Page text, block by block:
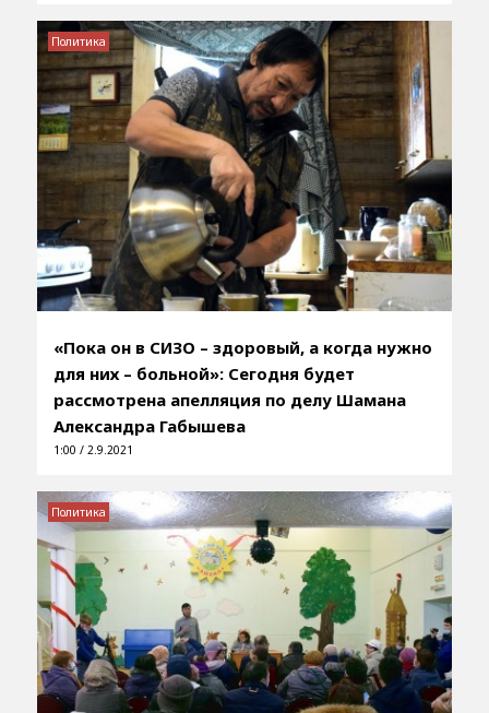
«Пока он в СИЗО – здоровый, а когда нужно
для них – больной»: Сегодня будет
рассмотрена апелляция по делу Шамана
Александра Габышева
1:00 / 2.9.2021
Политика
Политика